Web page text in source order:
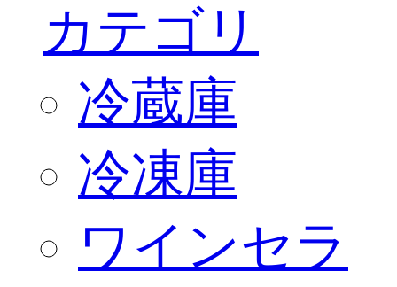
カテゴリ
冷蔵庫
冷凍庫
ワインセラ